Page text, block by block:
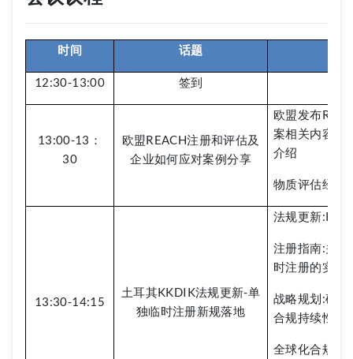
时间 话题
12:30-13:00 签到
13:00-13：
30
欧盟REACH注册和评估及
企业如何应对案例分享
欧盟发布
案相关内容解
介绍
物质评估经验
13:30-14:15
土耳其KKDIK法规更新-单
独临时注册新规落地
法规更新
注册指南:关
时注册的实用
战略规划:确
合规持续性的
全球化合规视